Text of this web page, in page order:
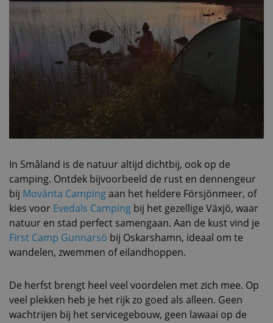
In Småland is de natuur altijd dichtbij, ook op de
camping. Ontdek bijvoorbeeld de rust en dennengeur
bij Movänta Campingaan het heldere Försjönmeer, of
kies voor Evedals Camping bij het gezellige Växjö, waar
natuur en stad perfect samengaan. Aan de kust vind je
First Camp Gunnarsö bij Oskarshamn, ideaal om te
wandelen, zwemmen of eilandhoppen.
De herfst brengt heel veel voordelen met zich mee. Op
veel plekken heb je het rijk zo goed als alleen. Geen
wachtrijen bij het servicegebouw, geen lawaai op de